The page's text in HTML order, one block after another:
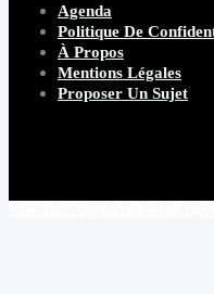
Agenda
Politique De
À Propos
Mentions Légales
Proposer Un Sujet